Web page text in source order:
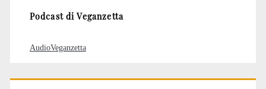
Podcast di Veganzetta
AudioVeganzetta